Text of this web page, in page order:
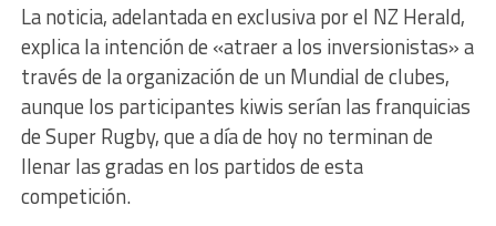
La noticia, adelantada en exclusiva por el NZ Herald,
explica la intención de «atraer a los inversionistas» a
través de la organización de un Mundial de clubes,
aunque los participantes kiwis serían las franquicias
de Super Rugby, que a día de hoy no terminan de
llenar las gradas en los partidos de esta
competición.